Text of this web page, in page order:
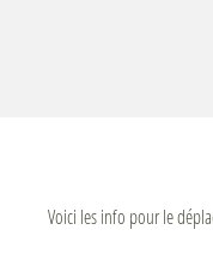
Voici les info pour le